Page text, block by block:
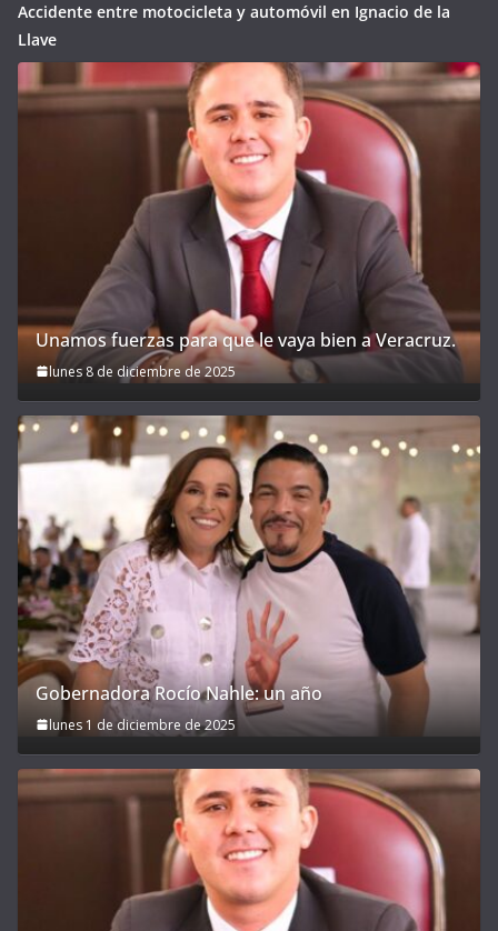
Accidente entre motocicleta y automóvil en Ignacio de la
Llave
Unamos fuerzas para que le vaya bien a Veracruz.
lunes 8 de diciembre de 2025
Gobernadora Rocío Nahle: un año
lunes 1 de diciembre de 2025